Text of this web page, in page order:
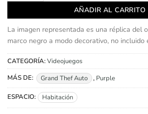
AÑADIR AL CARRITO
La imagen representada es una réplica del
marco negro a modo decorativo, no
CATEGORÍA:Videojuegos
MÁS DE:
Grand Thef Auto , Purple
ESPACIO: Habitación